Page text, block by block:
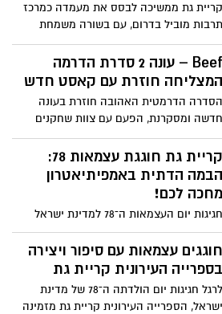
קריית גת ממשיכה לבסס את מעמדה כמרכז
תרבות מוביל בדרום, עם בשורה משמחת
לחובבי המוזיקה: הזמר האהוב שלמה ארצי
יגיע להופעה מיוחדת ונדירה בעיר.
Beef – עונה 2 סדרת הדרמה
המצליחה חוזרת עם קאסט חדש
הסדרה הדרמטית האהובה חוזרת בעונה
חדשה ומסקרנת, הפעם עם צוות שחקנים
שונה לגמרי ועלילה רעננה ובעלת עוצמה.
העלילה נפתחת בעימות שנראה שולי, אך
במהרה מתעצם והופך להתנגשות רגשית
סוערת בין הדמויות. דרך קשרים מורכבים,
מתחים אישיים והתפרצויות בלתי צפויות,
הסדרה בוחנת עד כמה רחוק אנשים עלולים
להידרדר כשהכעס משתלט עליהם. זו עונה
אינטנסיבית, רבת דרמה ומלאת תפניות, שלא
תשאיר אף צופה אדיש.
קריית גת חוגגת עצמאות 78:
הבמה הדתית באמפיתיאטרון
מחכה לכם!
חגיגות יום העצמאות ה־78 למדינת ישראל
מגיעות לקריית גת – וגם השנה צפויה חגיגה
מיוחדת לכל המשפחה בבמה הדתית
באמפיתיאטרון העירוני!
חוגגים עצמאות עם סיפור ויצירה
בספרייה העירונית קריית גת
לרגל חגיגות יום הולדתה ה־78 של מדינת
ישראל, הספרייה העירונית קריית גת מזמינה